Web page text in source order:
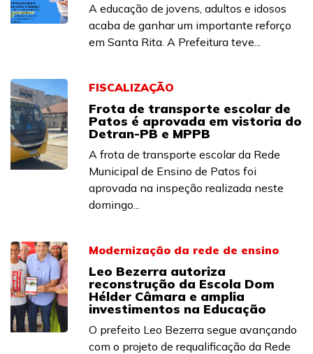
A educação de jovens, adultos e idosos
acaba de ganhar um importante reforço
em Santa Rita. A Prefeitura teve...
FISCALIZAÇÃO
Frota de transporte escolar de
Patos é aprovada em vistoria do
Detran-PB e MPPB
A frota de transporte escolar da Rede
Municipal de Ensino de Patos foi
aprovada na inspeção realizada neste
domingo...
Modernização da rede de ensino
Leo Bezerra autoriza
reconstrução da Escola Dom
Hélder Câmara e amplia
investimentos na Educação
O prefeito Leo Bezerra segue avançando
com o projeto de requalificação da Rede